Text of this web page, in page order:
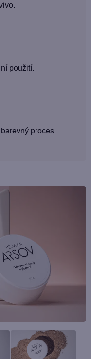
použití.
proces.